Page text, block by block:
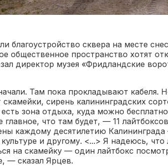
благоустройство сквера на месте
общественное пространство хотят
директор музея «Фридландские
Там пока прокладывают кабеля.
сирень калининградских
зона отдыха, куда можно
главное, что там будет, — 11
каждому десятилетию
и другому. <...> Я надеюсь, что
на скамейку — один лайтбокс
— сказал Ярцев.